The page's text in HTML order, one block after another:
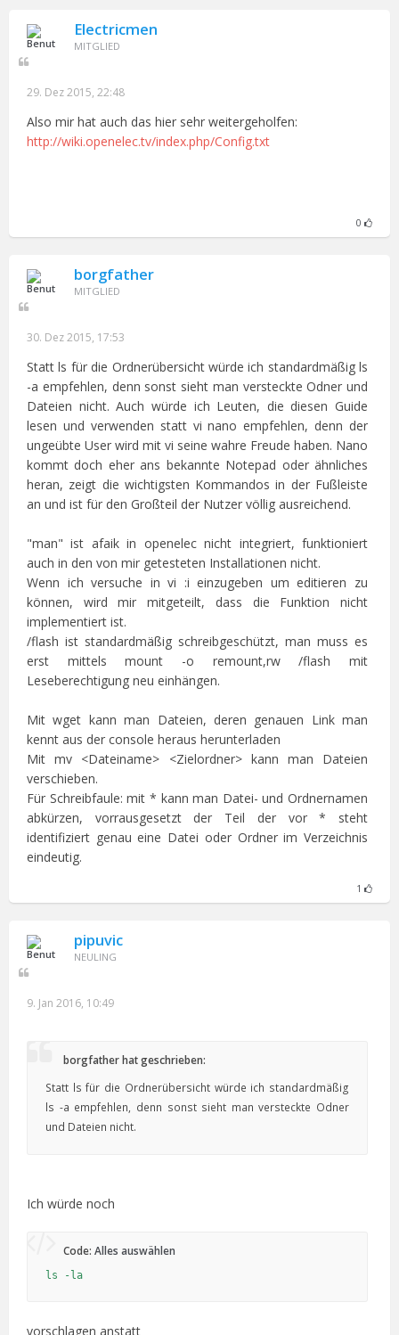
Electricmen
MITGLIED
29. Dez 2015, 22:48
Also mir hat auch das hier sehr weitergeholfen:
http://wiki.openelec.tv/index.php/Config.txt
0
borgfather
MITGLIED
30. Dez 2015, 17:53
Statt ls für die Ordnerübersicht würde ich standardmäßig ls
-a empfehlen, denn sonst sieht man versteckte Odner und
Dateien nicht. Auch würde ich Leuten, die diesen Guide
lesen und verwenden statt vi nano empfehlen, denn der
ungeübte User wird mit vi seine wahre Freude haben. Nano
kommt doch eher ans bekannte Notepad oder ähnliches
heran, zeigt die wichtigsten Kommandos in der Fußleiste
an und ist für den Großteil der Nutzer völlig ausreichend.
"man" ist afaik in openelec nicht integriert, funktioniert
auch in den von mir getesteten Installationen nicht.
Wenn ich versuche in vi :i einzugeben um editieren zu
können, wird mir mitgeteilt, dass die Funktion nicht
implementiert ist.
/flash ist standardmäßig schreibgeschützt, man muss es
erst mittels mount -o remount,rw /flash mit
Leseberechtigung neu einhängen.
Mit wget kann man Dateien, deren genauen Link man
kennt aus der console heraus herunterladen
Mit mv <Dateiname> <Zielordner> kann man Dateien
verschieben.
Für Schreibfaule: mit * kann man Datei- und Ordnernamen
abkürzen, vorrausgesetzt der Teil der vor * steht
identifiziert genau eine Datei oder Ordner im Verzeichnis
eindeutig.
1
pipuvic
NEULING
9. Jan 2016, 10:49
borgfather hat geschrieben:
Statt ls für die Ordnerübersicht würde ich standardmäßig
ls -a empfehlen, denn sonst sieht man versteckte Odner
und Dateien nicht.
Ich würde noch
Code: Alles auswählen
ls -la
vorschlagen anstatt